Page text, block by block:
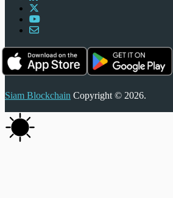
Siam Blockchain Copyright © 2026.